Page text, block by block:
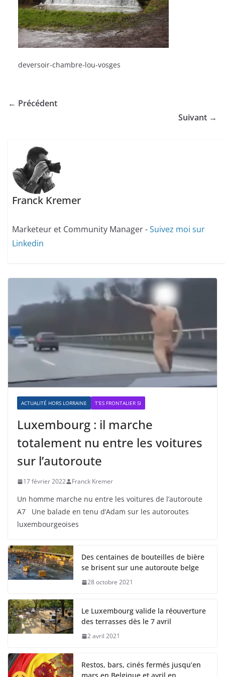
deversoir-chambre-lou-vosges
← Précédent
Suivant →
Franck Kremer
Marketeur et Community Manager -Suivez moi sur
Linkedin
ACTUALITÉ HORS LORRAINE T'ES FRONTALIER SI
Luxembourg : il marche
totalement nu entre les voitures
sur l’autoroute
17 février 2022 Franck Kremer
Un homme marche nu entre les voitures de l’autoroute
A7 Une balade en tenu d’Adam sur les autoroutes
luxembourgeoises
Des centaines de bouteilles de bière
se brisent sur une autoroute belge
28 octobre 2021
Le Luxembourg valide la réouverture
des terrasses dès le 7 avril
2 avril 2021
Restos, bars, cinés fermés jusqu’en